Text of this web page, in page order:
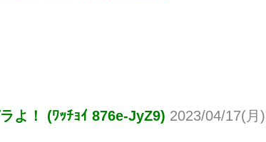
よ！ (ﾜｯﾁｮｲ 876e-JyZ9) 2023/04/17(月)